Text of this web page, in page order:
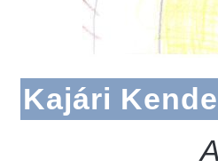
Kajári Kende